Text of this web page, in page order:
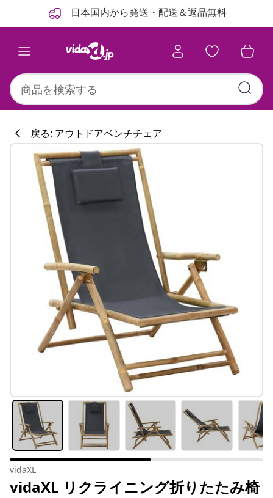
日本国内から発送・配送＆返品無料
戻る: アウトドアベンチチェア
vidaXL
vidaXL リクライニング折りたたみ椅